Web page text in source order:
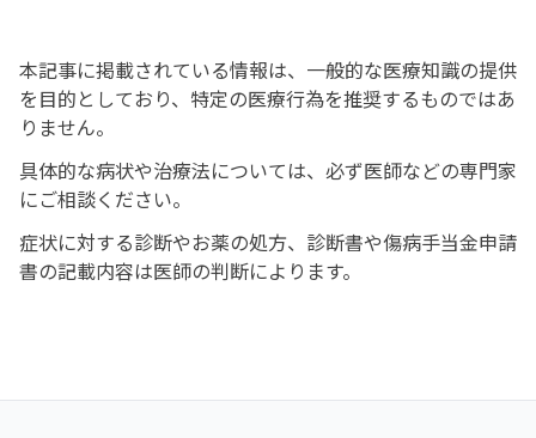
本記事に掲載されている情報は、一般的な医療知識の提供
を目的としており、特定の医療行為を推奨するものではあ
りません。
具体的な病状や治療法については、必ず医師などの専門家
にご相談ください。
症状に対する診断やお薬の処方、診断書や傷病手当金申請
書の記載内容は医師の判断によります。